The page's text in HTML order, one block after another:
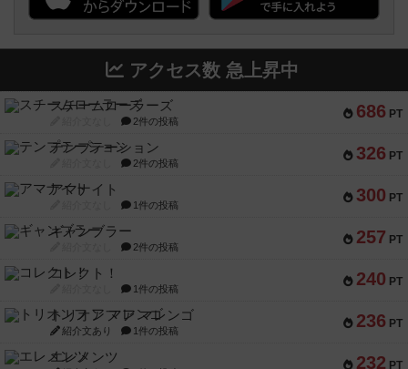
アクセス数 急上昇中
686 PT
スチームローラーズ
2件の投稿
326 PT
テンプテーション
2件の投稿
300 PT
アマナイト
1件の投稿
257 PT
ギャンブラー
2件の投稿
240 PT
コレクト！
1件の投稿
236 PT
トリオンフ ア マレンゴ
紹介文あり 1件の投稿
232 PT
エレメンツ